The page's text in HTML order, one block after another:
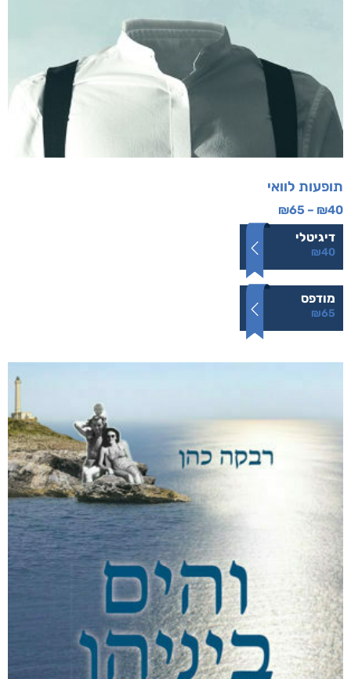
תופעות לוואי
₪40
–
₪65
דיגיטלי
₪40
מודפס
₪65